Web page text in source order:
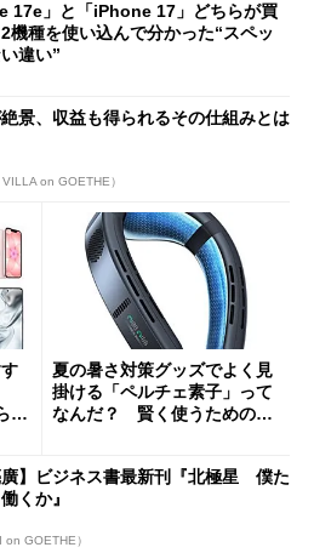
17e」と「iPhone 17」どちらが買
種を使い込んで分かった“スペッ
違い”
景、収益も得られるその仕組みとは
on GOETHE）
お
夏の暑さ対策グッズでよく見
掛ける「ペルチェ素子」って
なんだ？ 賢く使うための注
廣】ビジネス書最新刊『北極星 僕た
くか』
on GOETHE）